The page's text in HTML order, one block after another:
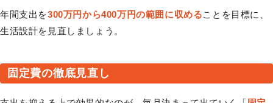
年間支出を300万円から400万円の範囲に収めることを目標に、
生活設計を見直しましょう。
固定費の徹底見直し